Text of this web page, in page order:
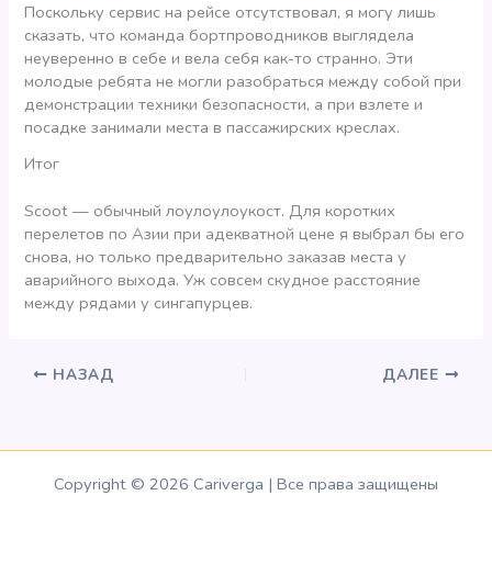
Поскольку сервис на рейсе отсутствовал, я могу лишь
сказать, что команда бортпроводников выглядела
неуверенно в себе и вела себя как-то странно. Эти
молодые ребята не могли разобраться между собой при
демонстрации техники безопасности, а при взлете и
посадке занимали места в пассажирских креслах.
Итог
Scoot — обычный лоулоулоукост. Для коротких
перелетов по Азии при адекватной цене я выбрал бы его
снова, но только предварительно заказав места у
аварийного выхода. Уж совсем скудное расстояние
между рядами у сингапурцев.
НАЗАД ДАЛЕЕ
Copyright © 2026 Cariverga | Все права защищены